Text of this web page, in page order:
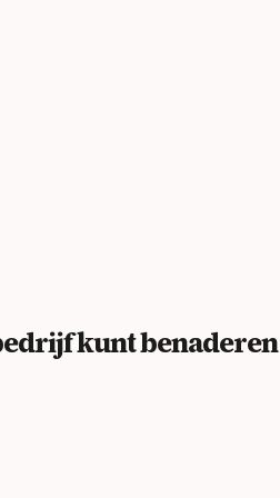
kunt benaderen